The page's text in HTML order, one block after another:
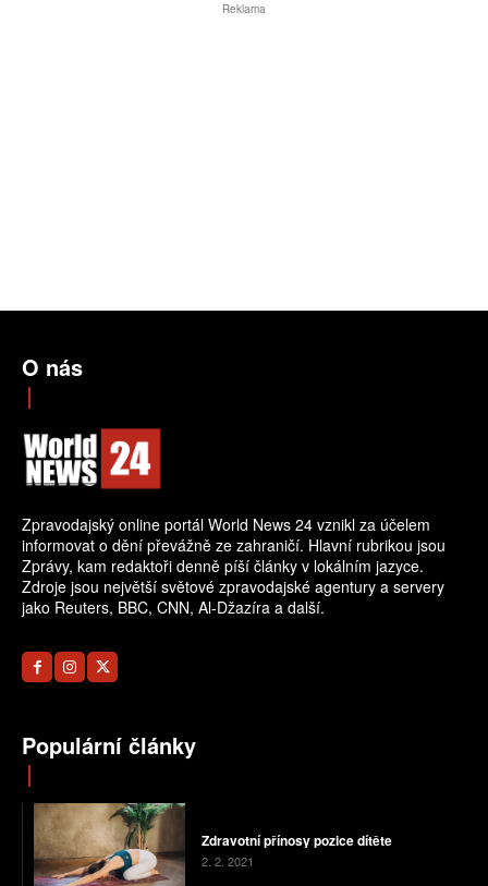
Reklama
O nás
Zpravodajský online portál World News 24 vznikl za účelem
informovat o dění převážně ze zahraničí. Hlavní rubrikou jsou
Zprávy, kam redaktoři denně píší články v lokálním jazyce.
Zdroje jsou největší světové zpravodajské agentury a servery
jako Reuters, BBC, CNN, Al-Džazíra a další.
Populární články
Zdravotní přínosy pozice dítěte
2. 2. 2021